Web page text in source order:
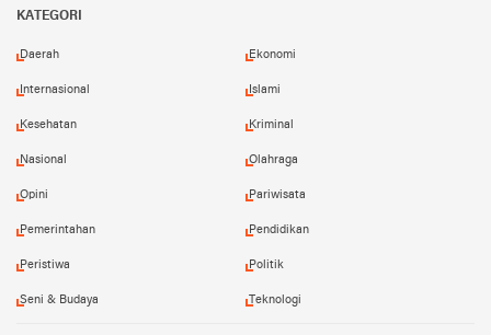
KATEGORI
Daerah Ekonomi
Internasional Islami
Kesehatan Kriminal
Nasional Olahraga
Opini Pariwisata
Pemerintahan Pendidikan
Peristiwa Politik
Seni & Budaya Teknologi